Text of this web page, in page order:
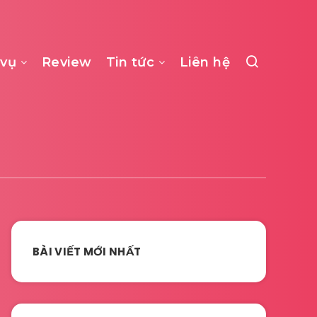
Review Tin tức Liên hệ
BÀI VIẾT MỚI NHẤT